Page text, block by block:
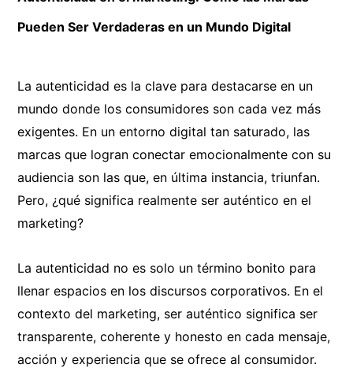
Pueden Ser Verdaderas en un Mundo Digital
La autenticidad es la clave para destacarse en un
mundo donde los consumidores son cada vez más
exigentes. En un entorno digital tan saturado, las
marcas que logran conectar emocionalmente con su
audiencia son las que, en última instancia, triunfan.
Pero, ¿qué significa realmente ser auténtico en el
marketing?
La autenticidad no es solo un término bonito para
llenar espacios en los discursos corporativos. En el
contexto del marketing, ser auténtico significa ser
transparente, coherente y honesto en cada mensaje,
acción y experiencia que se ofrece al consumidor.